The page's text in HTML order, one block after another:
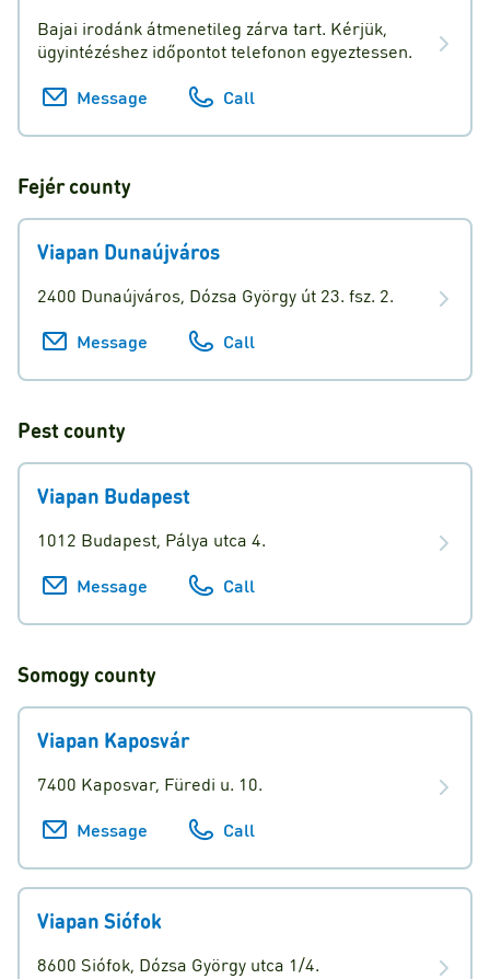
Bajai irodánk átmenetileg zárva tart. Kérjük,
ügyintézéshez időpontot telefonon egyeztessen.
Message
Call
Fejércounty
Viapan Dunaújváros
2400 Dunaújváros, Dózsa György út 23. fsz. 2.
Message
Call
Pest county
Viapan Budapest
1012 Budapest, Pálya utca 4.
Message
Call
Somogy county
Viapan Kaposvár
7400 Kaposvar, Füredi u. 10.
Message
Call
Viapan Siófok
8600 Siófok, Dózsa György utca 1/4.